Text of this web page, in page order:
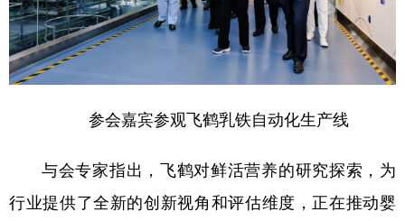
参会嘉宾参观飞鹤乳铁自动化生产线
与会专家指出，飞鹤对鲜活营养的研究探索，为
行业提供了全新的创新视角和评估维度，正在推动婴